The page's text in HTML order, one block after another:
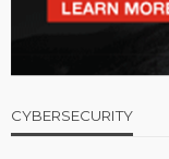
CYBERSECURITY